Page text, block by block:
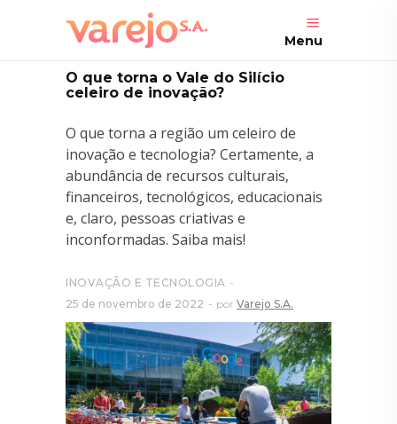
Menu
O que torna o Vale do Silício
celeiro de inovação?
O que torna a região um celeiro de
inovação e tecnologia? Certamente, a
abundância de recursos culturais,
financeiros, tecnológicos, educacionais
e, claro, pessoas criativas e
inconformadas. Saiba mais!
INOVAÇÃO E TECNOLOGIA
25 de novembro de 2022
por Varejo S.A.